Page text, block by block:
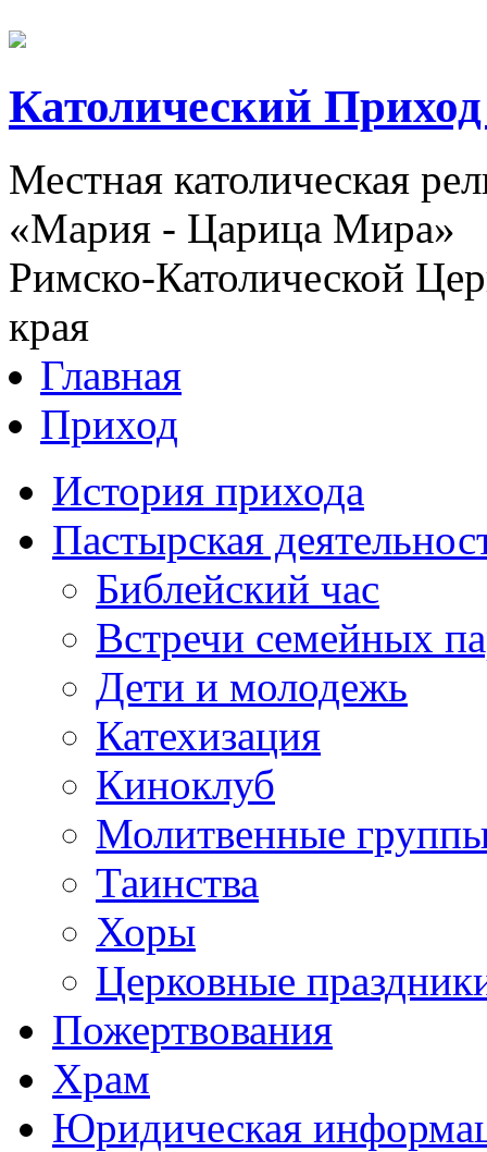
Католический
Местная католическая
«Мария - Царица Мира»
Римско-Католической
края
Главная
Приход
История прихода
Пастырская
Библейский час
Встречи семейных
Дети и молодежь
Катехизация
Киноклуб
Молитвенные
Таинства
Хоры
Церковные
Пожертвования
Храм
Юридическая